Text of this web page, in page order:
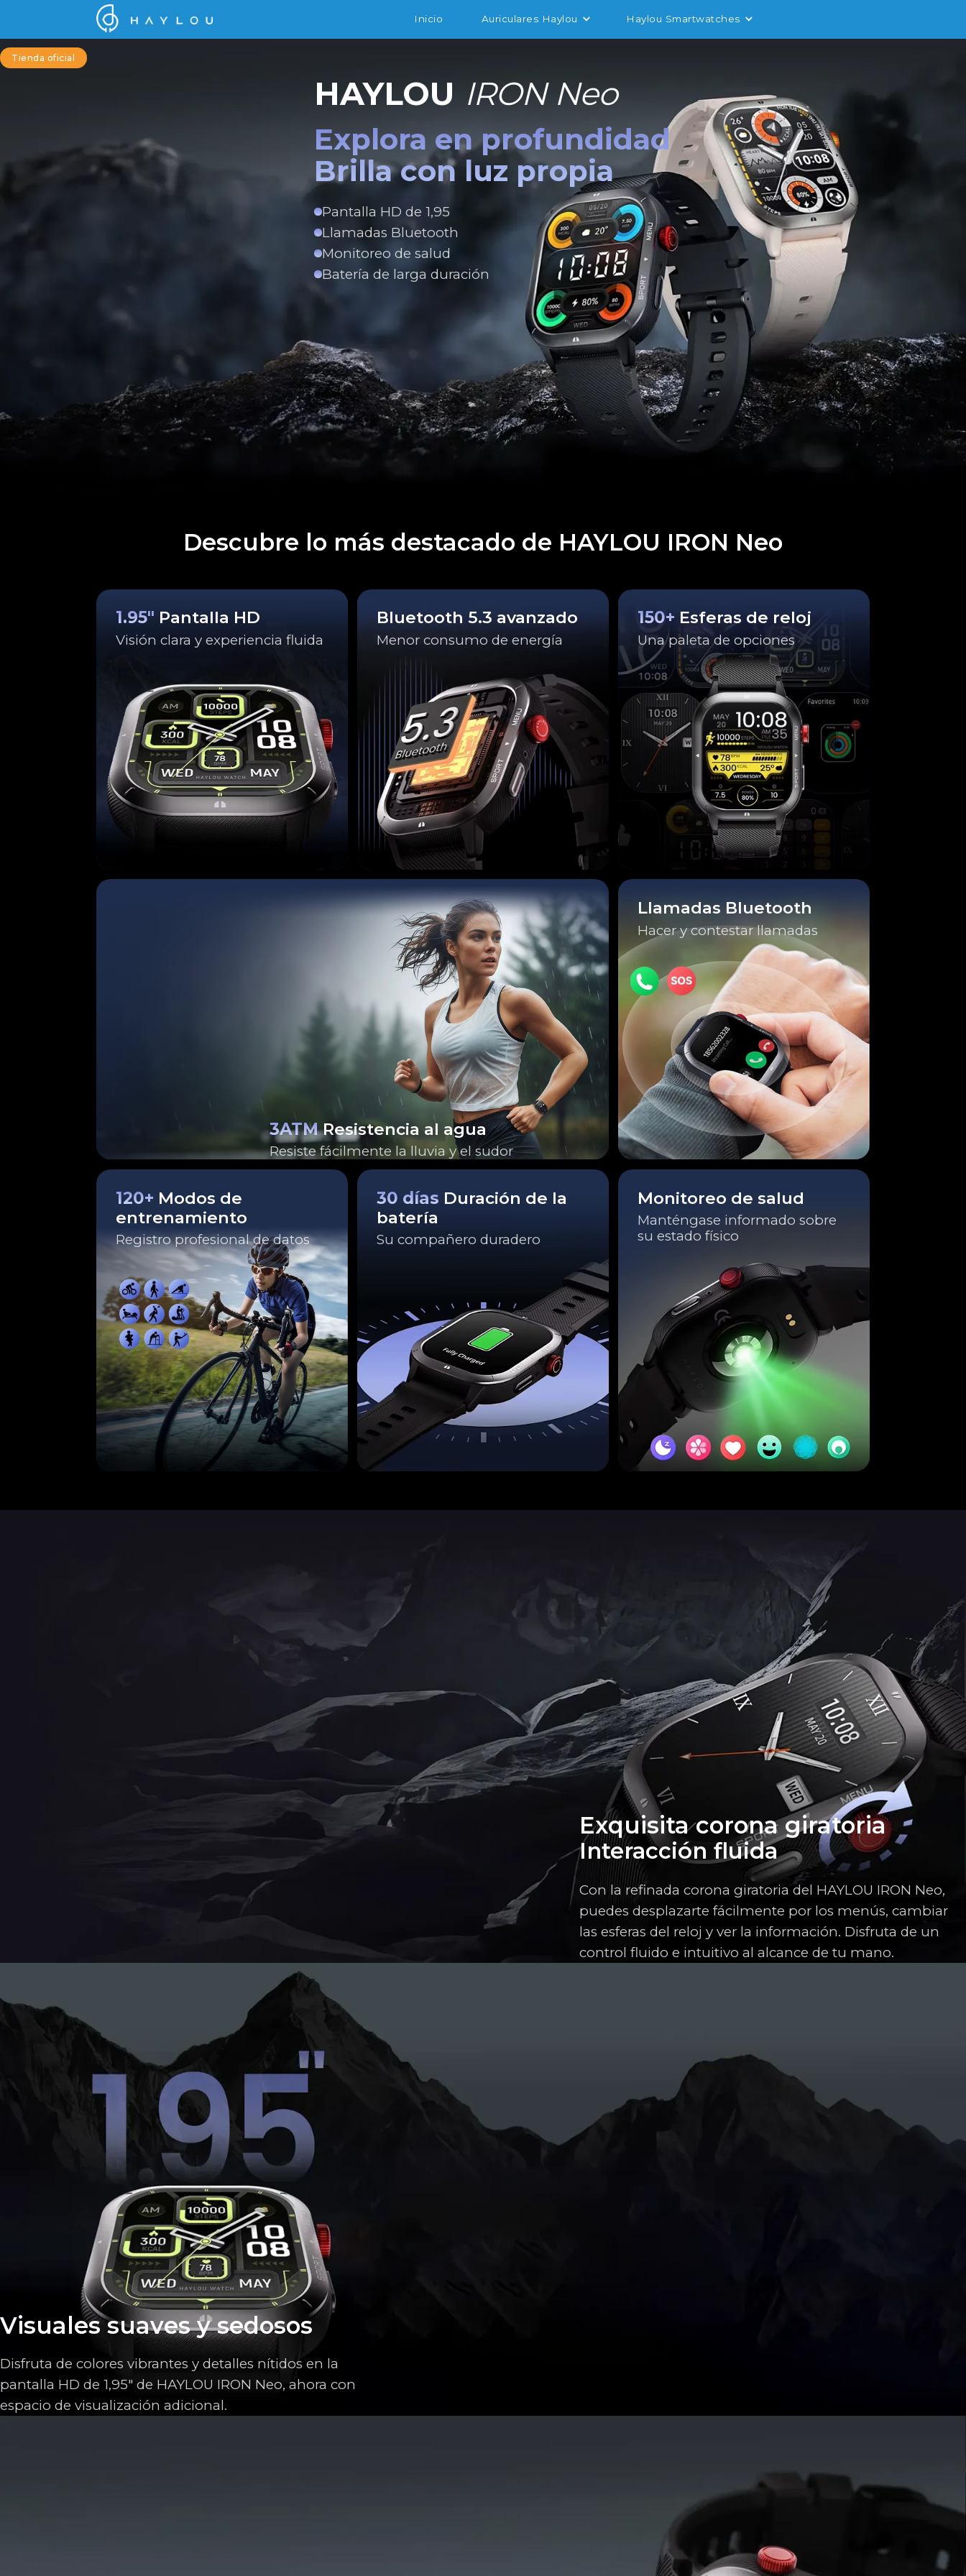
Inicio Auriculares Haylou Haylou Smartwatches
Tienda oficial
HAYLOU IRON Neo
Explora en profundidad
Brilla con luz propia
Pantalla HD de 1,95
Llamadas Bluetooth
Monitoreo de salud
Batería de larga duración
Descubre lo más destacado de HAYLOU IRON Neo
1.95" Pantalla HD
Visión clara y experiencia fluida
Bluetooth 5.3 avanzado
Menor consumo de energía
150+ Esferas de reloj
Una paleta de opciones
120+ Modos de
entrenamiento
Registro profesional de datos
Llamadas Bluetooth
Hacer y contestar llamadas
3ATMResistencia al agua
Resiste fácilmente la lluvia y el sudor
30 días Duración de la
batería
Su compañero duradero
Monitoreo de salud
Manténgase informado sobre
su estado físico
Exquisita corona giratoria
Interacción fluida
Con la refinada corona giratoria del HAYLOU IRON Neo,
puedes desplazarte fácilmente por los menús, cambiar
las esferas del reloj y ver la información. Disfruta de un
control fluido e intuitivo al alcance de tu mano.
Visuales suaves y sedosos
Disfruta de colores vibrantes y detalles nítidos en la
pantalla HD de 1,95" de HAYLOU IRON Neo, ahora con
espacio de visualización adicional.